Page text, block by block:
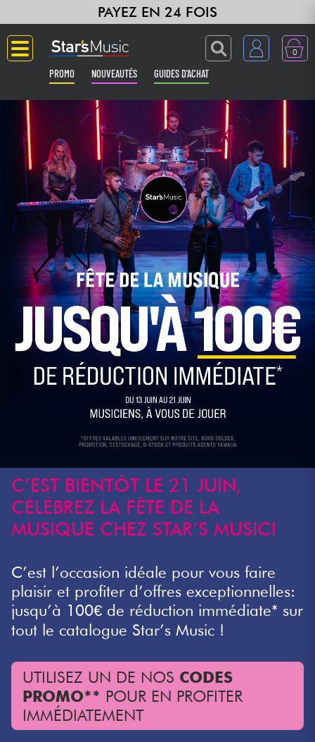
PAYEZ EN 24 FOIS
0
PROMO NOUVEAUTÉS GUIDES D'ACHAT
Guitares & Basses
Amplis & Effets
Claviers & Pianos
Synthés & Sampleurs
Home Studio
Casques
Micros & HF
Eclairage
Batteries & Percu
Violons & Quatuor
Eveil Musical
Câbles & Access.
HiFi
C’EST BIENTÔT LE 21 JUIN,
CÉLÉBREZ LA FÊTE DE LA
MUSIQUE CHEZ STAR’S MUSIC!
C’est l’occasion idéale pour vous faire
plaisir et profiter d’offres exceptionnelles:
jusqu’à 100€ de réduction immédiate* sur
tout le catalogue Star’s Music !
UTILISEZ UN DE NOS CODES
PROMO** POUR EN PROFITER
IMMÉDIATEMENT